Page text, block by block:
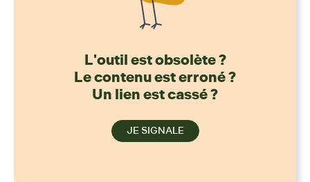
L'outil est obsolète ?
Le contenu est erroné ?
Un lien est cassé ?
JE SIGNALE